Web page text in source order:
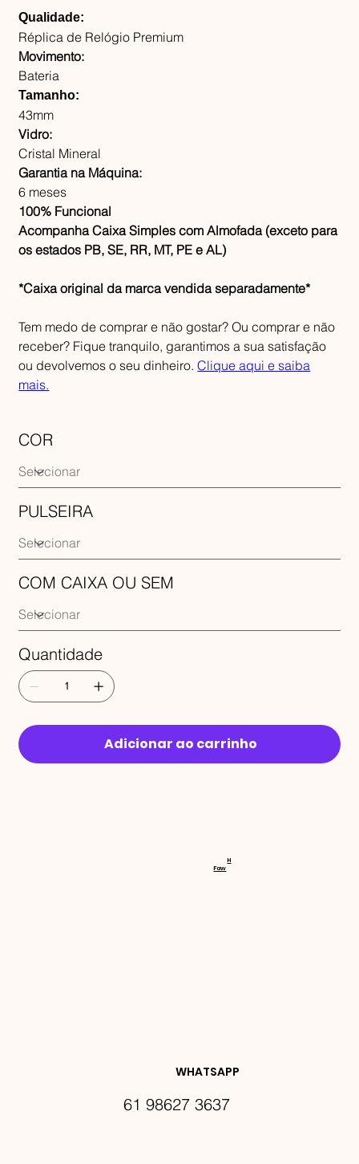
Qualidade:
Réplica de Relógio Premium
Movimento:
Bateria
Tamanho:
43mm
Vidro:
Cristal Mineral
Garantia na Máquina:
6 meses
100% Funcional
Acompanha Caixa Simples com Almofada (exceto para
os estados PB, SE, RR, MT, PE e AL)
*Caixa original da marca vendida separadamente*
Tem medo de comprar e não gostar? Ou comprar e não
receber? Fique tranquilo, garantimos a sua satisfação
ou devolvemos o seu dinheiro.Clique aqui e saiba
mais.
COR
PULSEIRA
COM CAIXA OU SEM
Quantidade
Adicionar ao carrinho
RECEBA
DES E
WHATSAPP
61 98627 3637
Faw
H